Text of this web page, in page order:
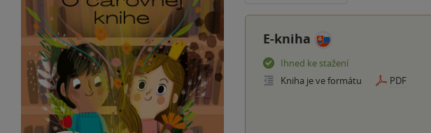
E-kniha
Ihned ke stažení
Kniha je ve formátu
PDF